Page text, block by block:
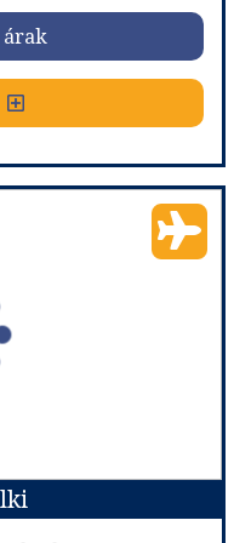
árak
árak
****
Kétszemélyes
| 3 éj